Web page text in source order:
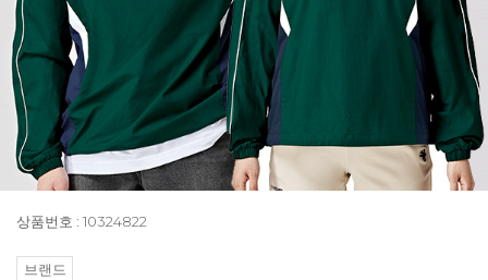
상품번호 : 10324822
브랜드